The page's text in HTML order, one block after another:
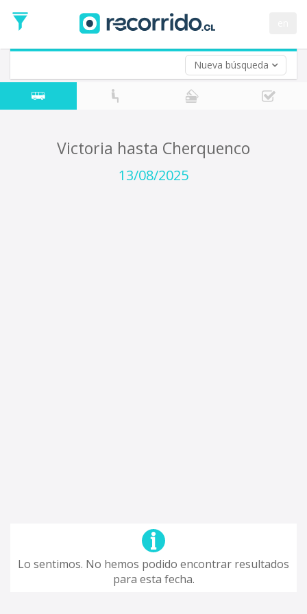
Nueva búsqueda
de
Ida
Vuelta (opcional)
Fecha
de
Victoria hasta Cherquenco
13/08/2025
Lo sentimos. No hemos podido encontrar resultados
para esta fecha.